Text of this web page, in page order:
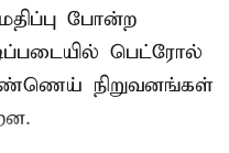
போன்ற
பெட்ரோல்
நிறுவனங்கள்